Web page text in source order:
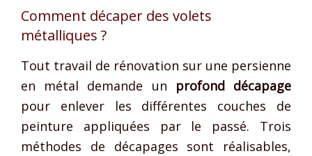
Comment décaper des volets
métalliques ?
Tout travail de rénovation sur une persienne
en métal demande un profond décapage
pour enlever les différentes couches de
peinture appliquées par le passé. Trois
méthodes de décapages sont réalisables,